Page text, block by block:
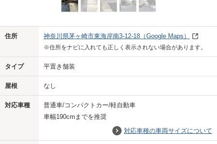
住所
神奈川県茅ヶ崎市東海岸南3-12-18 （Google Maps）
※住所をナビに入れても正しく表示されない場合があります。
タイプ 平置き舗装
屋根 なし
対応車種
普通車/コンパクトカー/軽自動車
車幅190cmまでを推奨
対応車種の車両サイズについて